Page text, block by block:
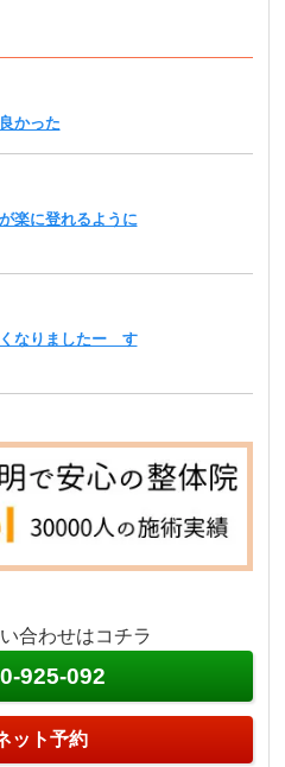
かった
楽に登れるように
くなりましたー す
合わせはコチラ
925-092
ット予約